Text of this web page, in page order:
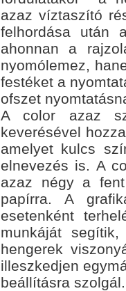
azaz víztaszító
felhordása után
ahonnan a
nyomólemez,
festéket a
ofszet
A color azaz
keverésével
amelyet kulcs
elnevezés is. A
azaz négy a
papírra. A
esetenként
munkáját
hengerek
illeszkedjen
beállításra szolgál.